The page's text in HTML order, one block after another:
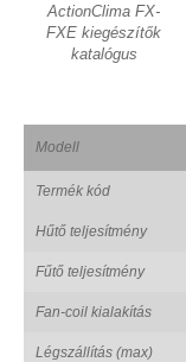
ActionClima FX-
FXE kiegészítők
katalógus
Modell
Termék kód
Hűtő teljesítmény
Fűtő teljesítmény
Fan-coil kialakítás
Légszállítás (max)